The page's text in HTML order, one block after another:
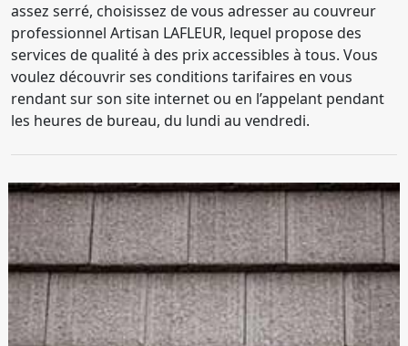
assez serré, choisissez de vous adresser au couvreur
professionnel Artisan LAFLEUR, lequel propose des
services de qualité à des prix accessibles à tous. Vous
voulez découvrir ses conditions tarifaires en vous
rendant sur son site internet ou en l’appelant pendant
les heures de bureau, du lundi au vendredi.